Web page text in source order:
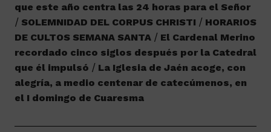
que este año centra las 24 horas para el Señor
SOLEMNIDAD DEL CORPUS CHRISTI
HORARIOS
DE CULTOS SEMANA SANTA
El Cardenal Merino
recordado cinco siglos después por la Catedral
que él impulsó
La Iglesia de Jaén acoge, con
alegría, a medio centenar de catecúmenos, en
el I domingo de Cuaresma